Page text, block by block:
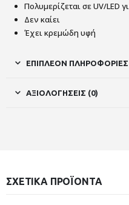
Πολυμερίζεται σε UV/LED
Δεν καίει
Έχει κρεμώδη υφή
ΕΠΙΠΛΈΟΝ ΠΛΗΡΟΦΟΡΊΕΣ
ΑΞΙΟΛΟΓΉΣΕΙΣ (0)
ΣΧΕΤΙΚΆ ΠΡΟΪΌΝΤΑ